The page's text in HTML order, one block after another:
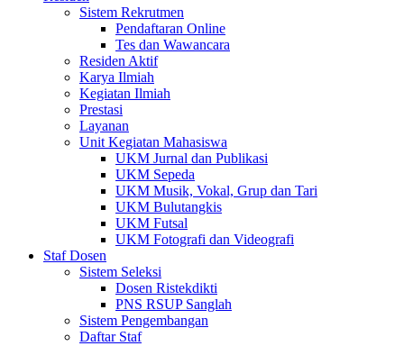
Sistem Rekrutmen
Pendaftaran Online
Tes dan Wawancara
Residen Aktif
Karya Ilmiah
Kegiatan Ilmiah
Prestasi
Layanan
Unit Kegiatan Mahasiswa
UKM Jurnal dan Publikasi
UKM Sepeda
UKM Musik, Vokal, Grup dan Tari
UKM Bulutangkis
UKM Futsal
UKM Fotografi dan Videografi
Staf Dosen
Sistem Seleksi
Dosen Ristekdikti
PNS RSUP Sanglah
Sistem Pengembangan
Daftar Staf